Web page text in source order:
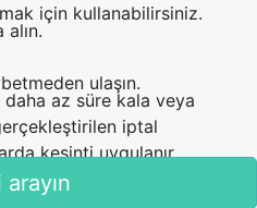
için kullanabilirsiniz.
daha az süre kala veya
iptal
kesinti uygulanır.
alın.
ulaşın.
arayın